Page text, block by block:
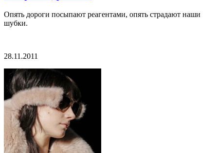
Опять дороги посыпают реагентами, опять страдают наши
шубки.
28.11.2011